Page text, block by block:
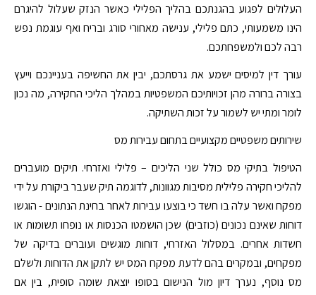
העלולים לפגוע בהגנתכם בהליך הפלילי כאשר הנזק שעלול להיגרם
הינו משמעותי, כתם פלילי, ענישה מאחורי סורג ובריח ואף עוגמת נפש
רבה לכם ולמשפחתכם.
עורך דין למיסים ישמע את גרסתכם, יבין את החשיפה בעניינכם וייעץ
בצורה ברורה מהן זכויותיכם המשפטיות במהלך הליכי החקירה, מה נכון
לומר ומתי יש לשמור על זכות השתיקה.
שירותים משפטיים מקצועיים בתחום עבירות מס
הטיפול בתיקי מס כולל שני הליכים – פלילי ואזרחי. תיקים מועברים
להליכי חקירה פלילית מסיבות מגוונות, לדוגמה תיק שעבר ביקורת על ידי
מפקח ואשר עלה בו חשד כי בוצעו עבירות לאחר בחינת הנתונים - הוגשו
דוחות שאינם נכונים (כוזבים) שכן הושמטו הכנסות או נופחו תשומות או
חשדות אחרים. במסלול האזרחי, דוחות מוגשים ועוברים בדיקה של
מפקחים, ובמקרים בהם לדעת מפקח המס יש לתקן את הדוחות ולשלם
מס נוסף, נערך דיון מול הנישום בסופו יוצאת שומה סופית, בין אם